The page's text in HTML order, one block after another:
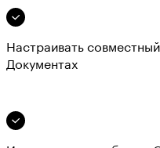
Настраивать
Документах